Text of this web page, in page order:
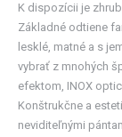
K dispozícii je
Základné odtiene
lesklé, matné a s
vybrať z mnohých
efektom, INOX
Konštrukčne a
neviditeľnými